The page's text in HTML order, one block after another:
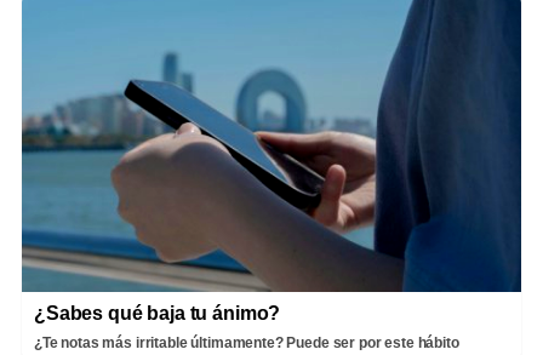
¿Sabes qué baja tu ánimo?
¿Te notas más irritable últimamente? Puede ser por este hábito